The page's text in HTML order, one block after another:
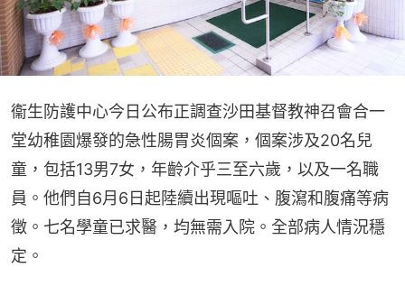
衞生防護中心今日公布正調查沙田基督教神召會合一
堂幼稚園爆發的急性腸胃炎個案，個案涉及20名兒
童，包括13男7女，年齡介乎三至六歲，以及一名職
員。他們自6月6日起陸續出現嘔吐、腹瀉和腹痛等病
徵。七名學童已求醫，均無需入院。全部病人情況穩
定。